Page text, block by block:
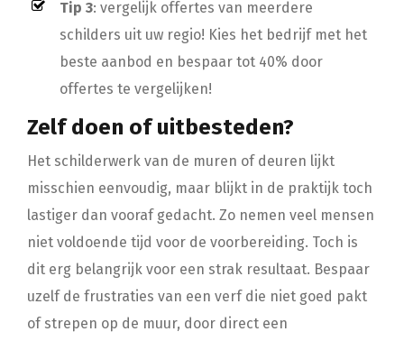
Tip 3: vergelijk offertes van meerdere
schilders uit uw regio! Kies het bedrijf met het
beste aanbod en bespaar tot 40% door
offertes te vergelijken!
Zelf doen of uitbesteden?
Het schilderwerk van de muren of deuren lijkt
misschien eenvoudig, maar blijkt in de praktijk toch
lastiger dan vooraf gedacht. Zo nemen veel mensen
niet voldoende tijd voor de voorbereiding. Toch is
dit erg belangrijk voor een strak resultaat. Bespaar
uzelf de frustraties van een verf die niet goed pakt
of strepen op de muur, door direct een